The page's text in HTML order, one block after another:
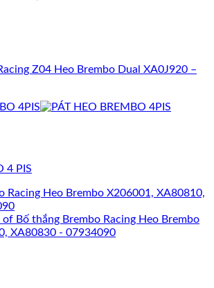
Z04 Heo Brembo Dual XA0J920 –
4 PIS